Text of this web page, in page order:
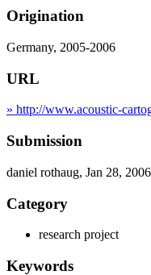
Origination
Germany, 2005-2006
URL
» http://www.acoustic-
Submission
daniel rothaug, Jan 28, 2006
Category
research project
Keywords